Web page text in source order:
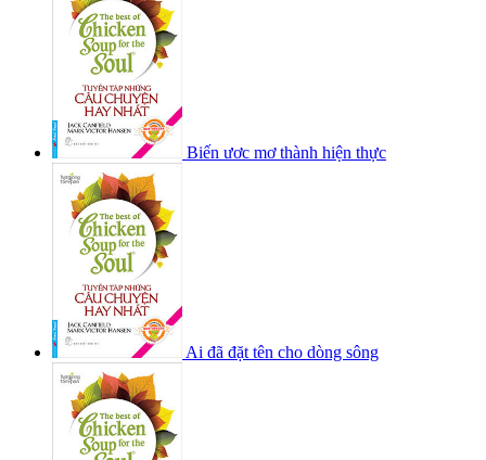
Biến ươc mơ thành hiện thực
Ai đã đặt tên cho dòng sông